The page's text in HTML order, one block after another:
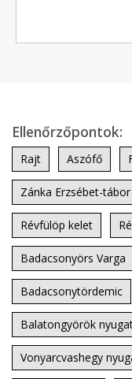
Ellenőrzőpontok:
Rajt Aszófő
Zánka Erzsébet-tábor
Révfülöp kelet
Badacsonyörs Varga
Badacsonytördemic
Balatongyörök
Vonyarcvashegy